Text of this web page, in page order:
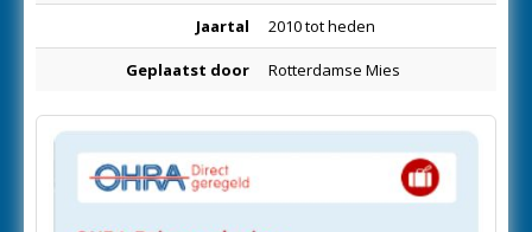
Jaartal 2010 tot heden
Geplaatst door Rotterdamse Mies